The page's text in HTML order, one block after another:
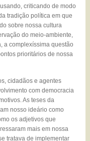
criticando de modo
tradição política em que
sobre nossa cultura
do meio-ambiente,
a complexíssima questão
prioritários de nossa
cidadãos e agentes
com democracia
As teses da
nosso ideário como
os adjetivos que
mais em nossa
tratava de implementar